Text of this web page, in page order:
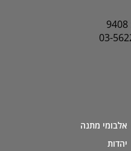
אלבומי מתנה
יהדות